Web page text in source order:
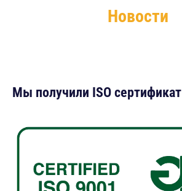
Новости
Мы получили ISO сертификат